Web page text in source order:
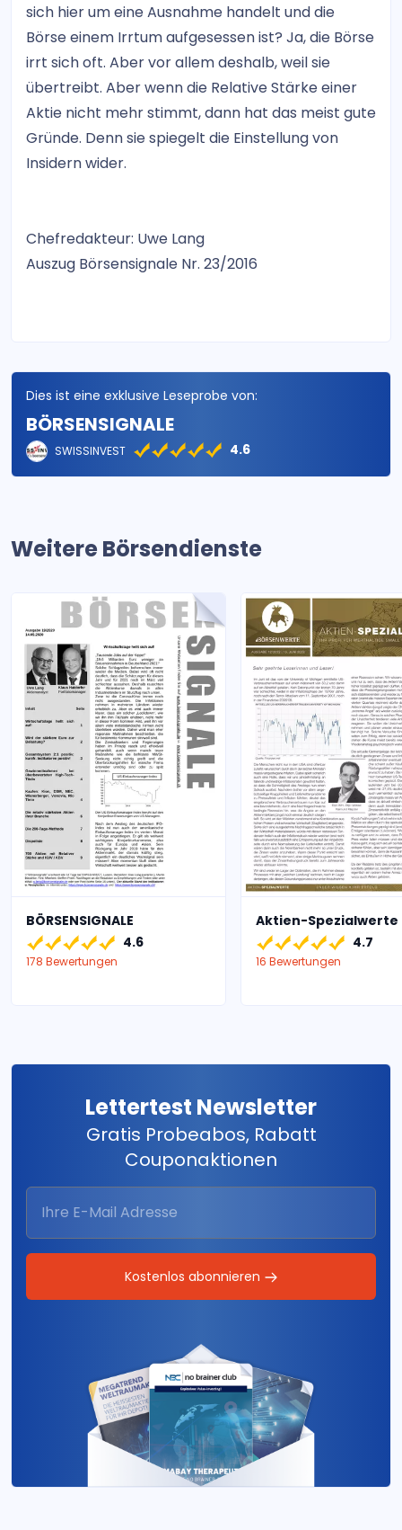
sich hier um eine Ausnahme handelt und die
Börse einem Irrtum aufgesessen ist? Ja, die Börse
irrt sich oft. Aber vor allem deshalb, weil sie
übertreibt. Aber wenn die Relative Stärke einer
Aktie nicht mehr stimmt, dann hat das meist gute
Gründe. Denn sie spiegelt die Einstellung von
Insidern wider.
Chefredakteur: Uwe Lang
Auszug Börsensignale Nr. 23/2016
Dies ist eine exklusive Leseprobe von:
BÖRSENSIGNALE
SWISSINVEST 4.6
Weitere Börsendienste
BÖRSENSIGNALE
4.6
178 Bewertungen
Aktien-Spezialwerte
4.7
16 Bewertungen
Lettertest Newsletter
Gratis Probeabos, Rabatt
Couponaktionen
Kostenlos abonnieren